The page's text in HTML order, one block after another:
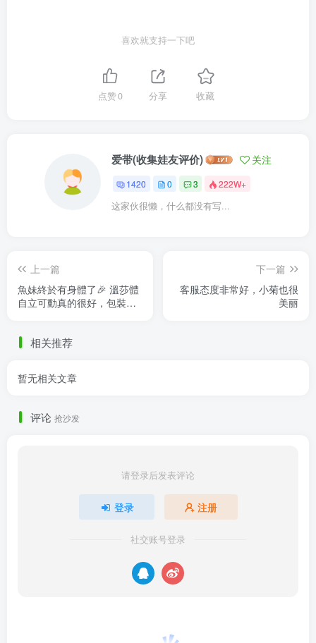
喜欢就支持一下吧
点赞0 分享 收藏
爱带(收集娃友评价) 关注
1420 0 3 222W+
这家伙很懒，什么都没有写...
上一篇
魚妹終於有身體了🎉 溫莎體
自立可動真的很好，包裝紮
的！ ......
下一篇
客服态度非常好，小菊也很
美丽
相关推荐
暂无相关文章
评论 抢沙发
请登录后发表评论
登录 注册
社交账号登录